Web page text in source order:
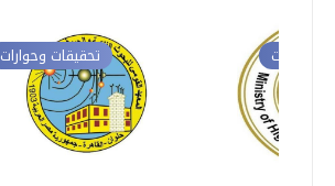
تحقيقات وحوارات وحوارات